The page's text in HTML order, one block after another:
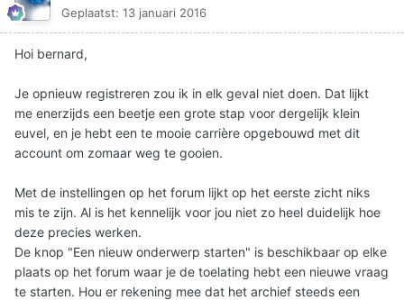
Geplaatst: 13 januari 2016
Hoi bernard,
Je opnieuw registreren zou ik in elk geval niet doen. Dat lijkt
me enerzijds een beetje een grote stap voor dergelijk klein
euvel, en je hebt een te mooie carrière opgebouwd met dit
account om zomaar weg te gooien.
Met de instellingen op het forum lijkt op het eerste zicht niks
mis te zijn. Al is het kennelijk voor jou niet zo heel duidelijk hoe
deze precies werken.
De knop "Een nieuw onderwerp starten" is beschikbaar op elke
plaats op het forum waar je de toelating hebt een nieuwe vraag
te starten. Hou er rekening mee dat het archief steeds een